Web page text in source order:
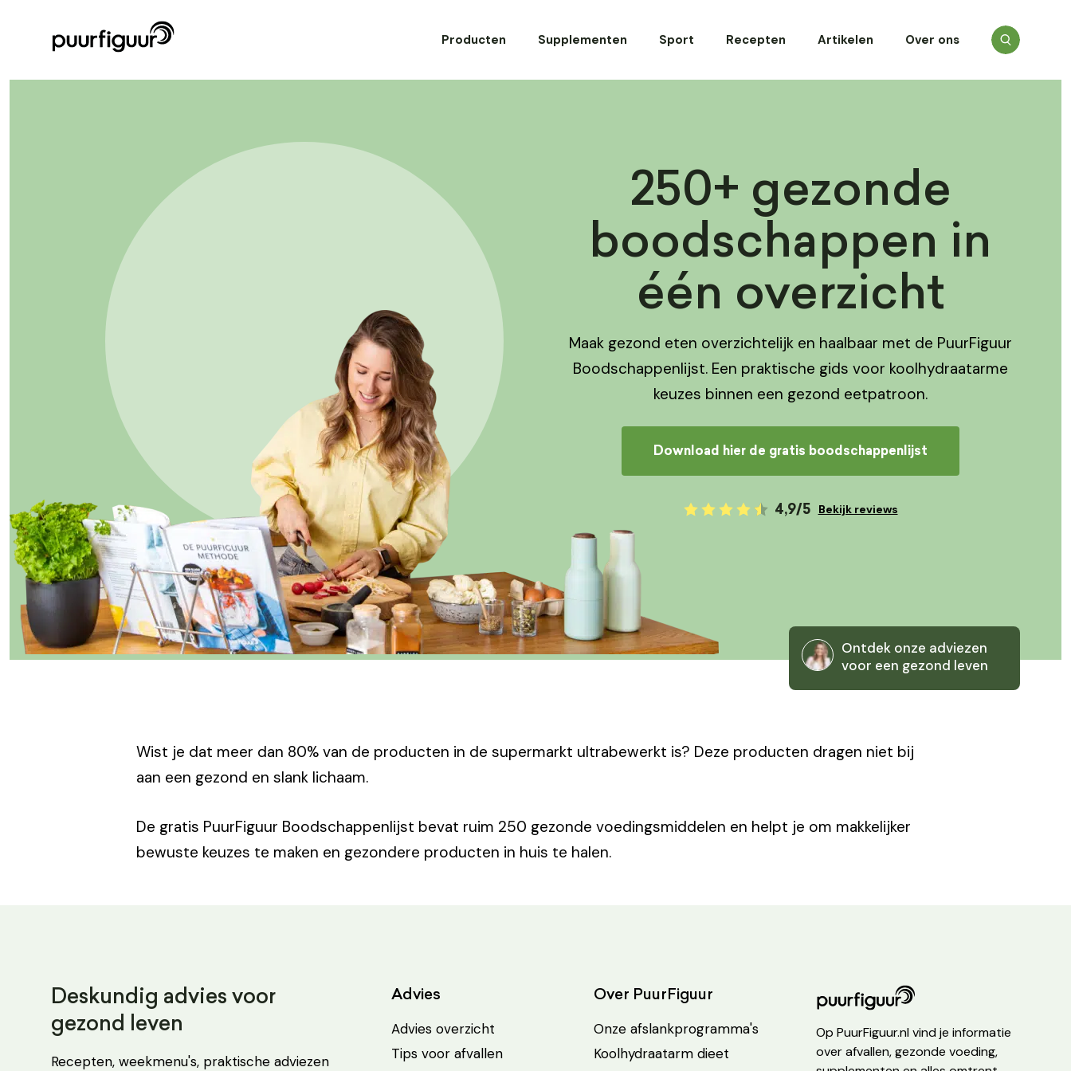
Producten Supplementen Sport Recepten Artikelen Over ons
250+ gezonde
boodschappen in
één overzicht
Maak gezond eten overzichtelijk en haalbaar met de PuurFiguur
Boodschappenlijst. Een praktische gids voor koolhydraatarme
keuzes binnen een gezond eetpatroon.
Download hier de gratis boodschappenlijst
4,9/5 Bekijk reviews
Ontdek onze adviezen
voor een gezond leven
Wist je dat meer dan 80% van de producten in de supermarkt ultrabewerkt is? Deze producten dragen niet bij
aan een gezond en slank lichaam.
De gratis PuurFiguur Boodschappenlijst bevat ruim 250 gezonde voedingsmiddelen en helpt je om makkelijker
bewuste keuzes te maken en gezondere producten in huis te halen.
Deskundig advies voor
gezond leven
Recepten, weekmenu's, praktische adviezen
Advies
Advies overzicht
Tips voor afvallen
Over PuurFiguur
Onze afslankprogramma's
Koolhydraatarm dieet
Op PuurFiguur.nl vind je informatie
over afvallen, gezonde voeding,